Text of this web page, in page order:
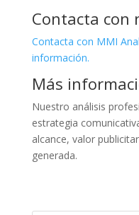
Contacta con
Contacta con MMI
información.
Más
Nuestro análisis
estrategia
alcance, valor
generada.